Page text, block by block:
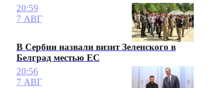
20:59
7 АВГ
В Сербии назвали визит Зеленского в
Белград местью ЕС
20:56
7 АВГ